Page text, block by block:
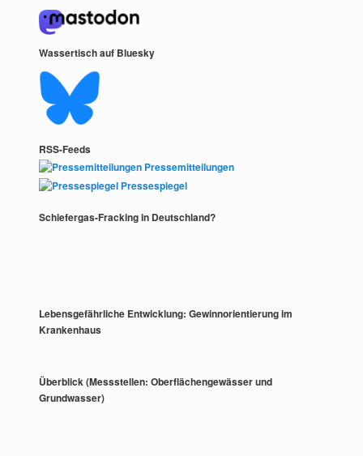
Wassertisch auf Bluesky
RSS-Feeds
Pressemitteilungen
Pressespiegel
Schiefergas-Fracking in Deutschland?
Lebensgefährliche Entwicklung: Gewinnorientierung im
Krankenhaus
Überblick (Messstellen: Oberflächengewässer und
Grundwasser)